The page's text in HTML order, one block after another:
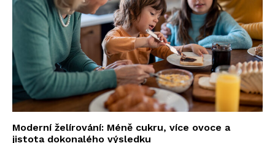
Moderní želírování: Méně cukru, více ovoce a
jistota dokonalého výsledku